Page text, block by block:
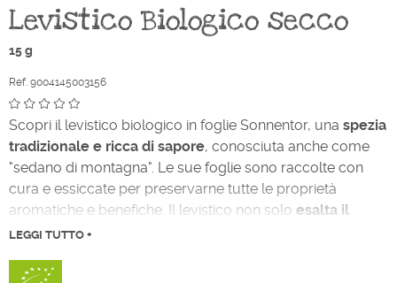
Levistico Biologico secco
15 g
Ref. 9004145003156
Scopri il levistico biologico in foglie Sonnentor, una spezia
tradizionale e ricca di sapore, conosciuta anche come
"sedano di montagna". Le sue foglie sono raccolte con
cura e essiccate per preservarne tutte le proprietà
aromatiche e benefiche. Il levistico non solo esalta il
gusto dei tuoi piatti
tua salute. Scegliere il levistico Sonnentor significa portare
LEGGI TUTTO +